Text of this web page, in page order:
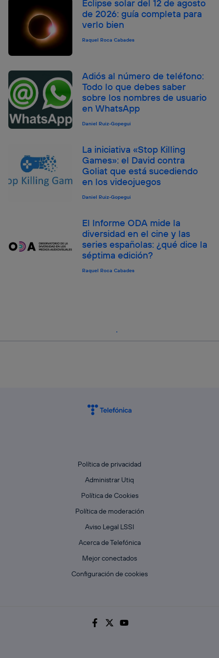
Eclipse solar del 12 de agosto
de 2026: guía completa para
verlo bien
Raquel Roca Cabades
Adiós al número de teléfono:
Todo lo que debes saber
sobre los nombres de usuario
en WhatsApp
Daniel Ruiz-Gopegui
La iniciativa «Stop Killing
Games»: el David contra
Goliat que está sucediendo
en los videojuegos
Daniel Ruiz-Gopegui
El Informe ODA mide la
diversidad en el cine y las
series españolas: ¿qué dice la
séptima edición?
Raquel Roca Cabades
Política de privacidad
Administrar Utiq
Política de Cookies
Política de moderación
Aviso Legal LSSI
Acerca de Telefónica
Mejor conectados
Configuración de cookies